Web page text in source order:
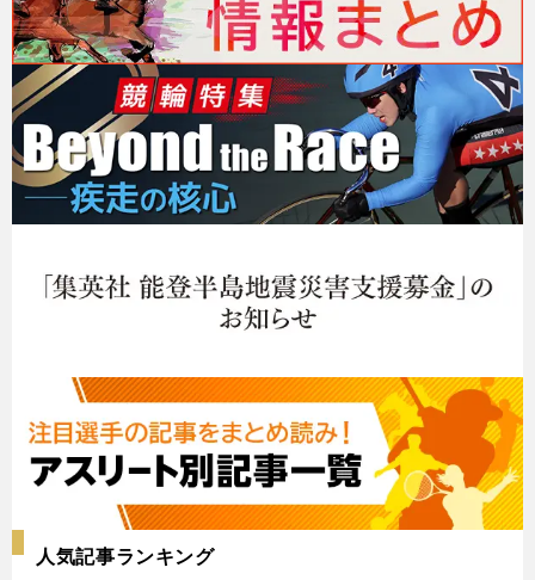
人気記事ランキング